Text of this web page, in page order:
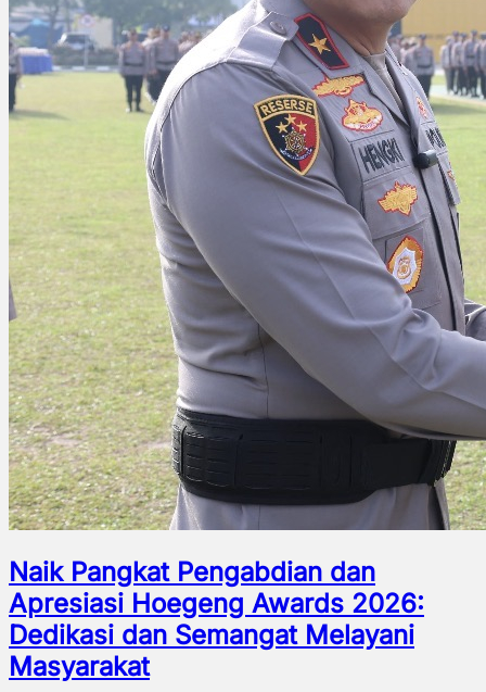
Naik Pangkat Pengabdian dan
Apresiasi Hoegeng Awards 2026:
Dedikasi dan Semangat Melayani
Masyarakat